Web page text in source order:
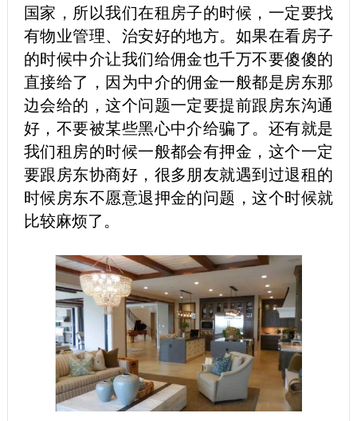
国家，所以我们在租房子的时候，一定要找
有物业管理、治安好的地方。如果在看房子
的时候中介让我们给佣金也千万不要傻傻的
直接给了，因为中介的佣金一般都是房东那
边会给的，这个问题一定要提前跟房东沟通
好，不要被某些黑心中介给骗了。还有就是
我们租房的时候一般都会有押金，这个一定
要跟房东协商好，很多朋友就遇到过退租的
时候房东不愿意退押金的问题，这个时候就
比较麻烦了。